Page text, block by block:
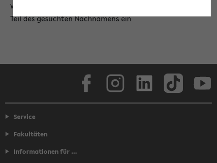
Wählen Sie die Einrichtung aus und/oder geben Sie einen
Teil des gesuchten Nachnamens ein
Service
Fakultäten
Informationen für ...